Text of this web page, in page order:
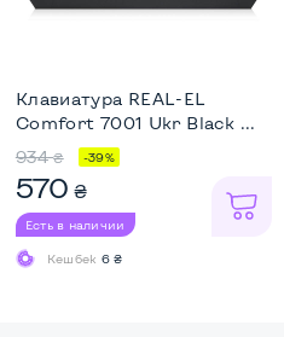
Клавиатура REAL-EL
Comfort 7001 Ukr Black ...
934 ₴ -39%
570 ₴
Есть в наличии
Кешбек 6 ₴